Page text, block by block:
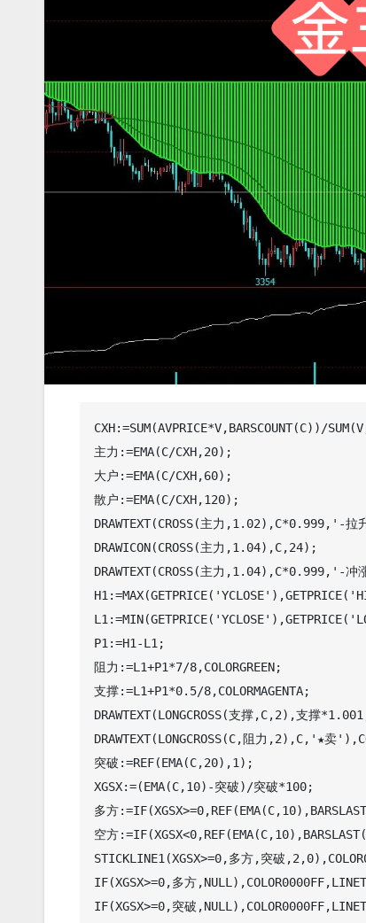
CXH:=SUM(AVPRICE*V,BARSCOUNT(C))/
主力:=EMA(C/CXH,20);
大户:=EMA(C/CXH,60);
散户:=EMA(C/CXH,120);
DRAWTEXT(CROSS(主力,1.02),C*0.999,'-拉
DRAWICON(CROSS(主力,1.04),C,24);
DRAWTEXT(CROSS(主力,1.04),C*0.999,'-冲
P1:=H1-L1;
阻力:=L1+P1*7/8,COLORGREEN;
支撑:=L1+P1*0.5/8,COLORMAGENTA;
DRAWTEXT(LONGCROSS(支撑,C,2),支撑
DRAWTEXT(LONGCROSS(C,阻力,2),C,'★卖
突破:=REF(EMA(C,20),1);
XGSX:=(EMA(C,10)-突破)/突破*100;
多方
空方
STICKLINE1(XGSX>=0,多方,突破
IF(XGSX>=0,多方
IF(XGSX>=0,突破